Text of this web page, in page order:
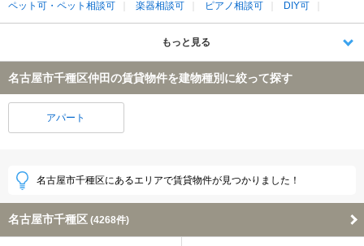
ペット可・ペット相談可
楽器相談可 ピアノ相談可 DIY可
もっと見る
名古屋市千種区仲田の賃貸物件を建物種別に絞って探す
アパート
名古屋市千種区にあるエリアで賃貸物件が見つかりました！
名古屋市千種区 (4268件)